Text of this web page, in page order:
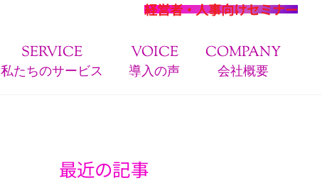
経営者・人事向けセミナー
SERVICE
私たちのサービス
VOICE
導入の声
COMPANY
会社概要
最近の記事